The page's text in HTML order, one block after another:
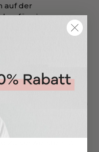
auf der
so für ein
Der Effekt ist
durch den
bei der
wird der Haut
kennst du
Liste erkennst du
Ceresin,
Paraffin, Paraffinum
Liste die Endung -
Siloxane, …).
zu verwenden ist